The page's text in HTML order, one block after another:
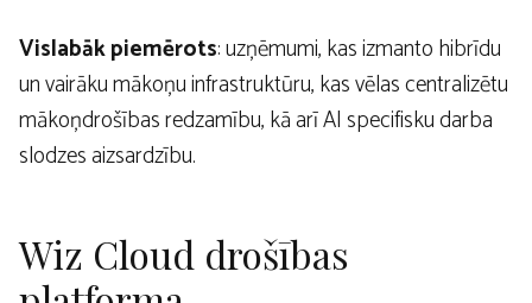
Vislabāk piemērots: uzņēmumi, kas izmanto hibrīdu
un vairāku mākoņu infrastruktūru, kas vēlas centralizētu
mākoņdrošības redzamību, kā arī AI specifisku darba
slodzes aizsardzību.
Wiz Cloud drošības